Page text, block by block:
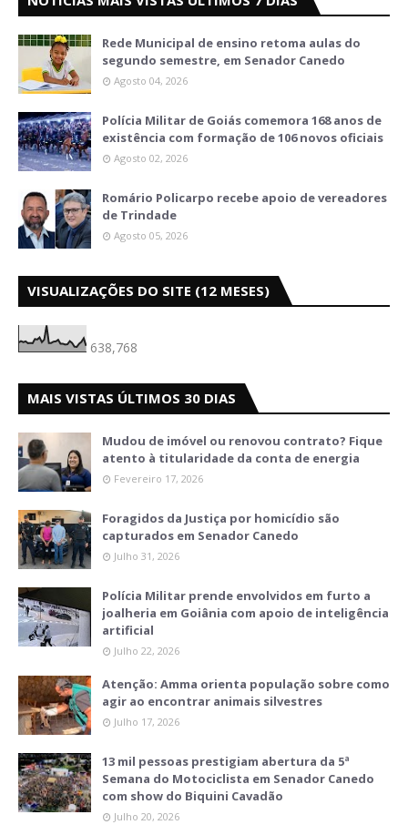
Rede Municipal de ensino retoma aulas do
segundo semestre, em Senador Canedo
Agosto 04, 2026
Polícia Militar de Goiás comemora 168 anos de
existência com formação de 106 novos oficiais
Agosto 02, 2026
Romário Policarpo recebe apoio de vereadores
de Trindade
Agosto 05, 2026
VISUALIZAÇÕES DO SITE (12 MESES)
638,768
MAIS VISTAS ÚLTIMOS 30 DIAS
Mudou de imóvel ou renovou contrato? Fique
atento à titularidade da conta de energia
Fevereiro 17, 2026
Foragidos da Justiça por homicídio são
capturados em Senador Canedo
Julho 31, 2026
Polícia Militar prende envolvidos em furto a
joalheria em Goiânia com apoio de inteligência
artificial
Julho 22, 2026
Atenção: Amma orienta população sobre como
agir ao encontrar animais silvestres
Julho 17, 2026
13 mil pessoas prestigiam abertura da 5ª
Semana do Motociclista em Senador Canedo
com show do Biquini Cavadão
Julho 20, 2026